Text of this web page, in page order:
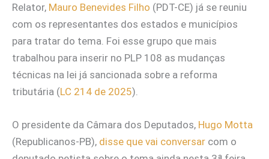
Relator, Mauro Benevides Filho (PDT-CE) já se reuniu
com os representantes dos estados e municípios
para tratar do tema. Foi esse grupo que mais
trabalhou para inserir no PLP 108 as mudanças
técnicas na lei já sancionada sobre a reforma
tributária (LC 214 de 2025).
O presidente da Câmara dos Deputados, Hugo Motta
(Republicanos-PB), disse que vai conversar com o